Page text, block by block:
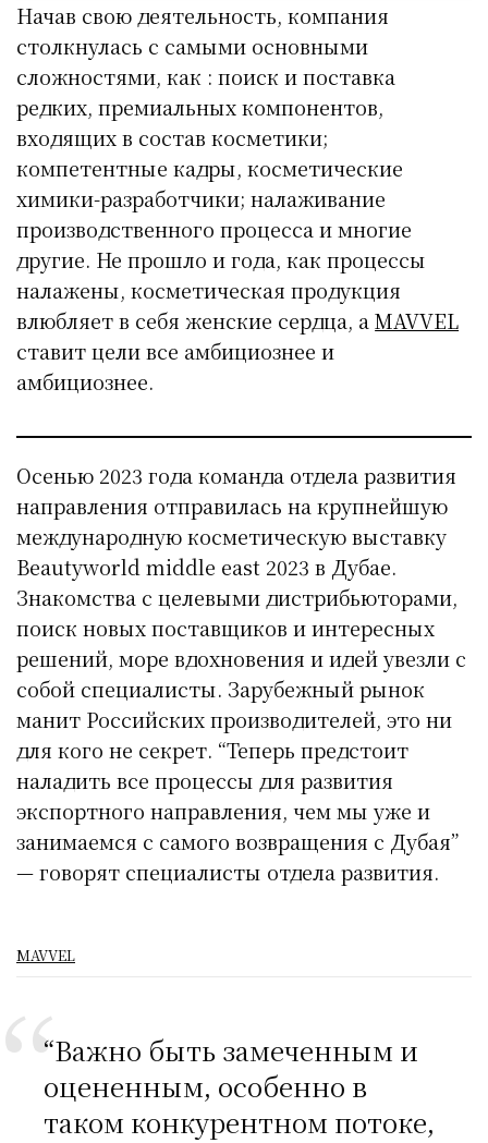
Начав свою деятельность, компания
столкнулась с самыми основными
сложностями, как : поиск и поставка
редких, премиальных компонентов,
входящих в состав косметики;
компетентные кадры, косметические
химики-разработчики; налаживание
производственного процесса и многие
другие. Не прошло и года, как процессы
налажены, косметическая продукция
влюбляет в себя женские сердца, аMAVVEL
ставит цели все амбициознее и
амбициознее.
Осенью 2023 года команда отдела развития
направления отправилась на крупнейшую
международную косметическую выставку
Beautyworld middle east 2023 в Дубае.
Знакомства с целевыми дистрибьюторами,
поиск новых поставщиков и интересных
решений, море вдохновения и идей увезли с
собой специалисты. Зарубежный рынок
манит Российских производителей, это ни
для кого не секрет. “Теперь предстоит
наладить все процессы для развития
экспортного направления, чем мы уже и
занимаемся с самого возвращения с Дубая”
— говорят специалисты отдела развития.
MAVVEL
“Важно быть замеченным и
оцененным, особенно в
таком конкурентном потоке,